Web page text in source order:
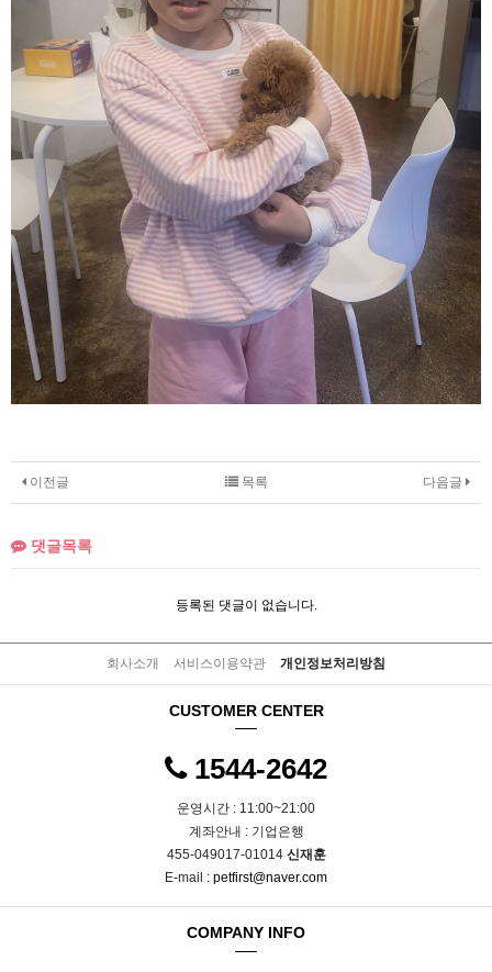
이전글 다음글
목록
댓글목록
등록된 댓글이 없습니다.
회사소개 서비스이용약관 개인정보처리방침
CUSTOMER CENTER
1544-2642
운영시간 : 11:00~21:00
계좌안내 : 기업은행
455-049017-01014 신재훈
E-mail : petfirst@naver.com
COMPANY INFO